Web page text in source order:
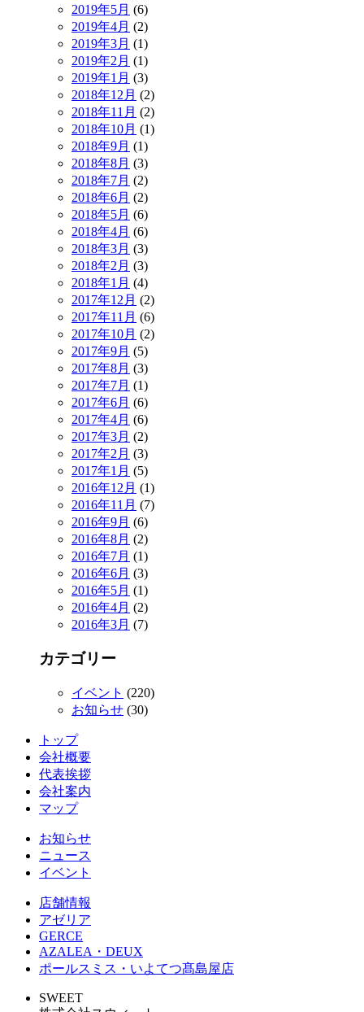
2019年5月 (6)
2019年4月 (2)
2019年3月 (1)
2019年2月 (1)
2019年1月 (3)
2018年12月 (2)
2018年11月 (2)
2018年10月 (1)
2018年9月 (1)
2018年8月 (3)
2018年7月 (2)
2018年6月 (2)
2018年5月 (6)
2018年4月 (6)
2018年3月 (3)
2018年2月 (3)
2018年1月 (4)
2017年12月 (2)
2017年11月 (6)
2017年10月 (2)
2017年9月 (5)
2017年8月 (3)
2017年7月 (1)
2017年6月 (6)
2017年4月 (6)
2017年3月 (2)
2017年2月 (3)
2017年1月 (5)
2016年12月 (1)
2016年11月 (7)
2016年9月 (6)
2016年8月 (2)
2016年7月 (1)
2016年6月 (3)
2016年5月 (1)
2016年4月 (2)
2016年3月 (7)
カテゴリー
イベント (220)
お知らせ (30)
トップ
会社概要
代表挨拶
会社案内
マップ
お知らせ
ニュース
イベント
店舗情報
アゼリア
GERCE
AZALEA・DEUX
ポールスミス・いよてつ髙島屋店
SWEET